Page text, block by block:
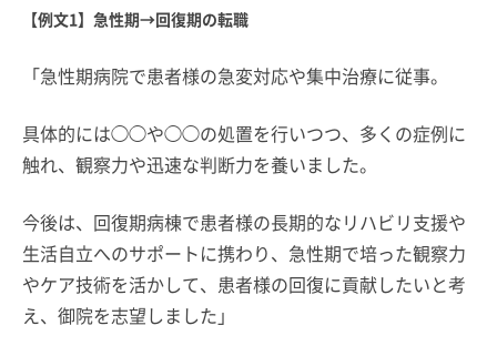
【例文1】急性期→回復期の転職
「急性期病院で患者様の急変対応や集中治療に従事。
具体的には◯◯や◯◯の処置を行いつつ、多くの症例に
触れ、観察力や迅速な判断力を養いました。
今後は、回復期病棟で患者様の長期的なリハビリ支援や
生活自立へのサポートに携わり、急性期で培った観察力
やケア技術を活かして、患者様の回復に貢献したいと考
え、御院を志望しました」